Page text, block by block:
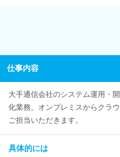
仕事内容
大手通信会社のシステム運用・
化業務。オンプレミスからクラ
ご担当いただきます。
具体的には